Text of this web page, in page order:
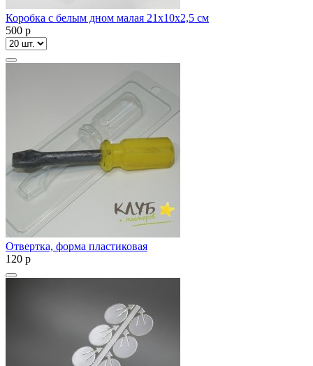
Коробка с белым дном малая 21х10х2,5 см
500 p
Отвертка, форма пластиковая
120 p